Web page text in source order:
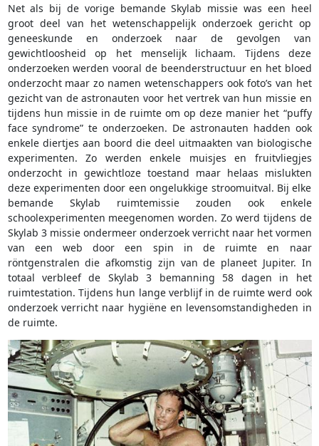
Net als bij de vorige bemande Skylab missie was een heel
groot deel van het wetenschappelijk onderzoek gericht op
geneeskunde en onderzoek naar de gevolgen van
gewichtloosheid op het menselijk lichaam. Tijdens deze
onderzoeken werden vooral de beenderstructuur en het bloed
onderzocht maar zo namen wetenschappers ook foto’s van het
gezicht van de astronauten voor het vertrek van hun missie en
tijdens hun missie in de ruimte om op deze manier het “puffy
face syndrome” te onderzoeken. De astronauten hadden ook
enkele diertjes aan boord die deel uitmaakten van biologische
experimenten. Zo werden enkele muisjes en fruitvliegjes
onderzocht in gewichtloze toestand maar helaas mislukten
deze experimenten door een ongelukkige stroomuitval. Bij elke
bemande Skylab ruimtemissie zouden ook enkele
schoolexperimenten meegenomen worden. Zo werd tijdens de
Skylab 3 missie ondermeer onderzoek verricht naar het vormen
van een web door een spin in de ruimte en naar
röntgenstralen die afkomstig zijn van de planeet Jupiter. In
totaal verbleef de Skylab 3 bemanning 58 dagen in het
ruimtestation. Tijdens hun lange verblijf in de ruimte werd ook
onderzoek verricht naar hygiëne en levensomstandigheden in
de ruimte.